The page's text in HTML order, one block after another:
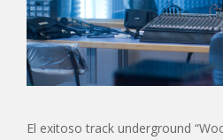
El exitoso track underground